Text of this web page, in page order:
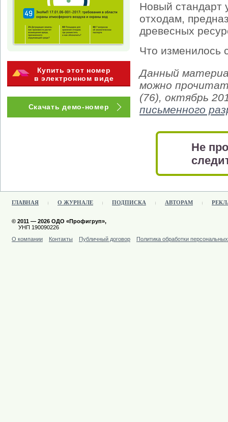
Купить этот номер
в электронном виде
Скачать демо-номер
Новый стандарт
отходам,
древесных
Что изменилось
Данный
можно
(76), октябрь
письменного
Не
ГЛАВНАЯ О ЖУРНАЛЕ ПОДПИСКА АВТОРАМ
© 2011 — 2026 ОДО «Профигруп»,
УНП 190090226
О компании
Контакты Публичный договор Политика обработки